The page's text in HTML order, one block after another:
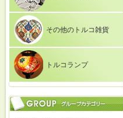
その他のトルコ雑貨
トルコランプ